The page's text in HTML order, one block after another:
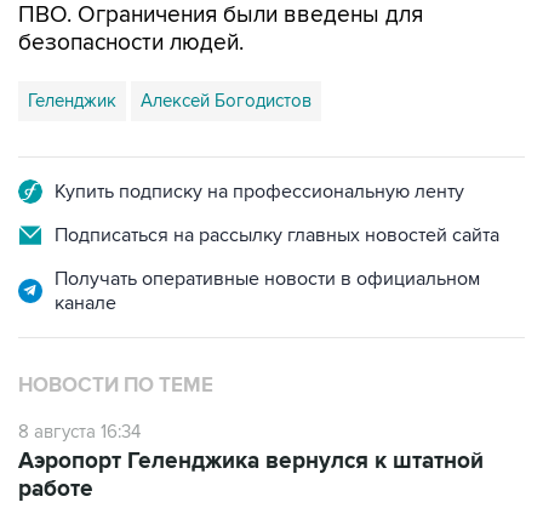
ПВО. Ограничения были введены для
безопасности людей.
Геленджик Алексей Богодистов
Купить подписку на профессиональную ленту
Подписаться на рассылку главных новостей сайта
Получать оперативные новости в официальном
канале
НОВОСТИ ПО ТЕМЕ
8 августа 16:34
Аэропорт Геленджика вернулся к штатной
работе